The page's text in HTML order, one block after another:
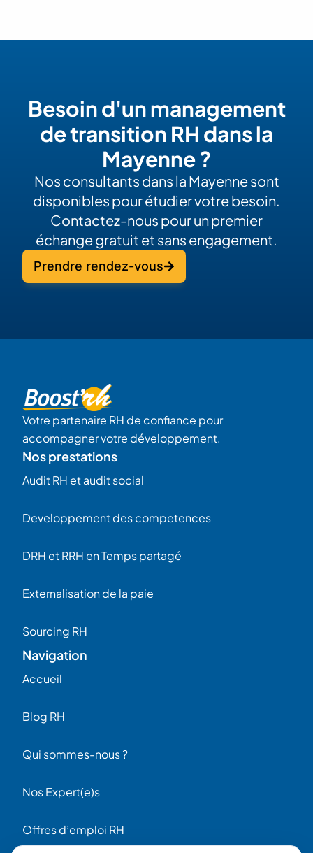
Besoin d'un management
de transition RH dans la
Mayenne ?
Nos consultants dans la Mayenne sont
disponibles pour étudier votre besoin.
Contactez-nous pour un premier
échange gratuit et sans engagement.
Prendre rendez-vous
Votre partenaire RH de confiance pour
accompagner votre développement.
Nos prestations
Audit RH et audit social
Developpement des competences
DRH et RRH en Temps partagé
Externalisation de la paie
Sourcing RH
Navigation
Accueil
Blog RH
Qui sommes-nous ?
Nos Expert(e)s
Offres d’emploi RH